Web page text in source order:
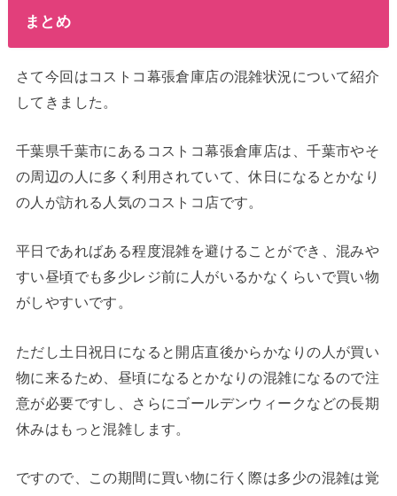
まとめ
さて今回はコストコ幕張倉庫店の混雑状況について紹介
してきました。
千葉県千葉市にあるコストコ幕張倉庫店は、千葉市やそ
の周辺の人に多く利用されていて、休日になるとかなり
の人が訪れる人気のコストコ店です。
平日であればある程度混雑を避けることができ、混みや
すい昼頃でも多少レジ前に人がいるかなくらいで買い物
がしやすいです。
ただし土日祝日になると開店直後からかなりの人が買い
物に来るため、昼頃になるとかなりの混雑になるので注
意が必要ですし、さらにゴールデンウィークなどの長期
休みはもっと混雑します。
ですので、この期間に買い物に行く際は多少の混雑は覚